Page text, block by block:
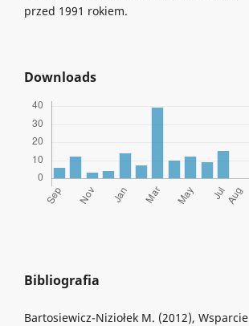
przed 1991 rokiem.
Downloads
Bibliografia
Bartosiewicz-Niziołek M. (2012), Wsparcie